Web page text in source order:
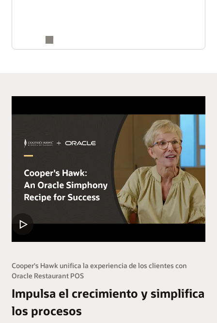
Cooper's Hawk unifica la experiencia de los clientes con
Oracle Restaurant POS
Impulsa el crecimiento y simplifica
los procesos